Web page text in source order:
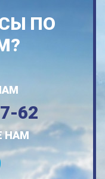
ПО
62
НАМ